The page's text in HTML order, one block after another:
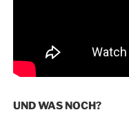
UND WAS NOCH?